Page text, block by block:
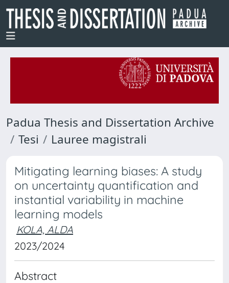
Padua Thesis and Dissertation Archive
Tesi
Lauree magistrali
Mitigating learning biases: A study
on uncertainty quantification and
instantial variability in machine
learning models
KOLA, ALDA
2023/2024
Abstract